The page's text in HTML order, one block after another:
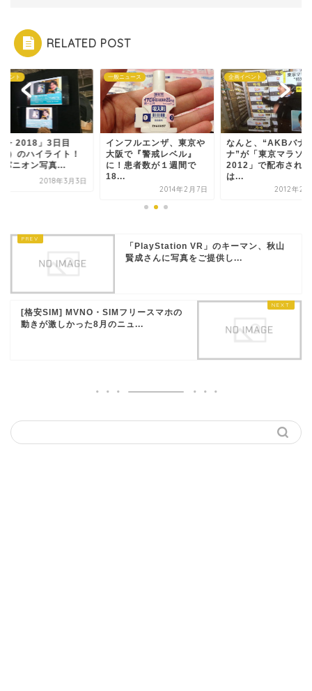
RELATED POST
ュース
フルエンザ、東京や
で『警戒レベル』
患者数が１週間で
企画イベント
なんと、“AKBバナ
ナ”が「東京マラソン
2012」で配布されると
は...
2012年2月24日
企画イベント
「CP+ 2018」3日目
（3/3）のハイライ
コンパニオン写真...
「PlayStation VR」のキーマン、秋山
賢成さんに写真をご提供し...
[格安SIM] MVNO・SIMフリースマホの
動きが激しかった8月のニュ...